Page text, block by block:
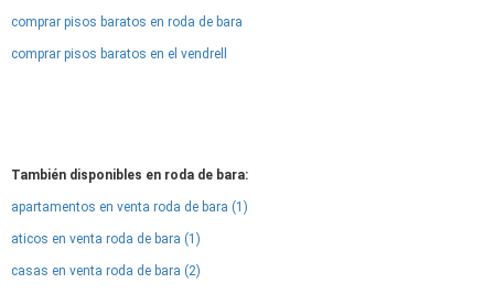
comprar pisos baratos en roda de bara
comprar pisos baratos en el vendrell
También disponibles en roda de bara:
apartamentos en venta roda de bara (1)
aticos en venta roda de bara (1)
casas en venta roda de bara (2)